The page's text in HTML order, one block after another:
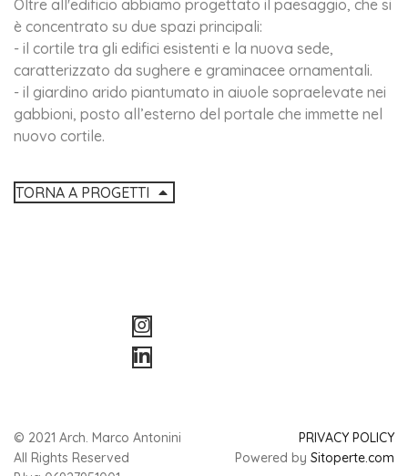
Oltre all'edificio abbiamo progettato il paesaggio, che si
è concentrato su due spazi principali:
- il cortile tra gli edifici esistenti e la nuova sede,
caratterizzato da sughere e graminacee ornamentali.
- il giardino arido piantumato in aiuole sopraelevate nei
gabbioni, posto all’esterno del portale che immette nel
nuovo cortile.
TORNA A PROGETTI
© 2021 Arch. Marco Antonini
All Rights Reserved
PRIVACY POLICY
Powered by Sitoperte.com